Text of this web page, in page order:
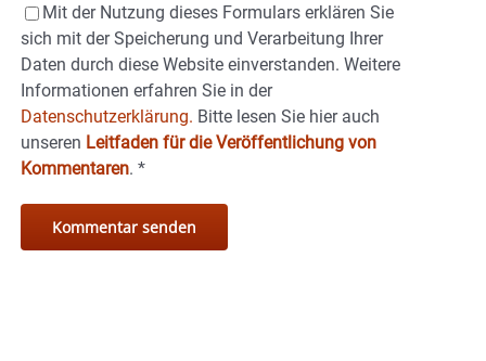
Mit der Nutzung dieses Formulars erklären Sie
sich mit der Speicherung und Verarbeitung Ihrer
Daten durch diese Website einverstanden. Weitere
Informationen erfahren Sie in der
Datenschutzerklärung. Bitte lesen Sie hier auch
unseren Leitfaden für die Veröffentlichung von
Kommentaren. *